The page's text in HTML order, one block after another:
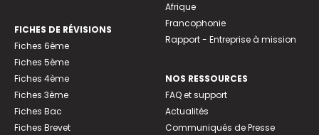
FICHES DE RÉVISIONS
Fiches 6ème
Fiches 5ème
Fiches 4ème
Fiches 3ème
Fiches Bac
Fiches Brevet
Afrique
Francophonie
Rapport - Entreprise à mission
NOS RESSOURCES
FAQ et support
Actualités
Communiqués de Presse